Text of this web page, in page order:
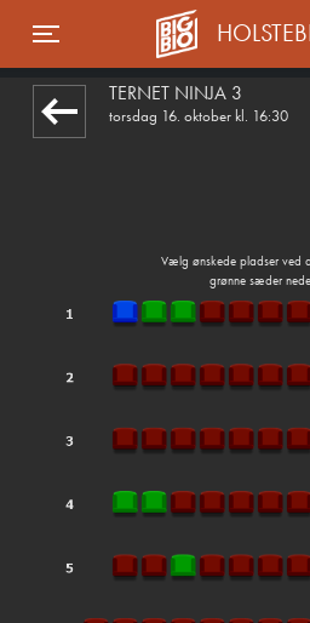
Toggle navigation
TERNET NINJA 3
torsdag 16. oktober kl. 16:30
Vælg ønskede pladser ved
grønne sæder
front03-cc